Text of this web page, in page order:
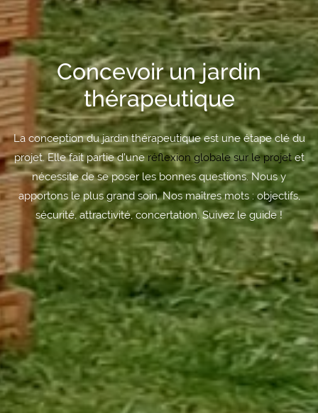
Concevoir un jardin
thérapeutique
La conception du jardin thérapeutique est une étape clé du
projet. Elle fait partie d’uneréflexion globale sur le projetet
nécessite de se poser les bonnes questions. Nous y
apportons le plus grand soin. Nos maîtres mots : objectifs,
sécurité, attractivité, concertation. Suivez le guide !